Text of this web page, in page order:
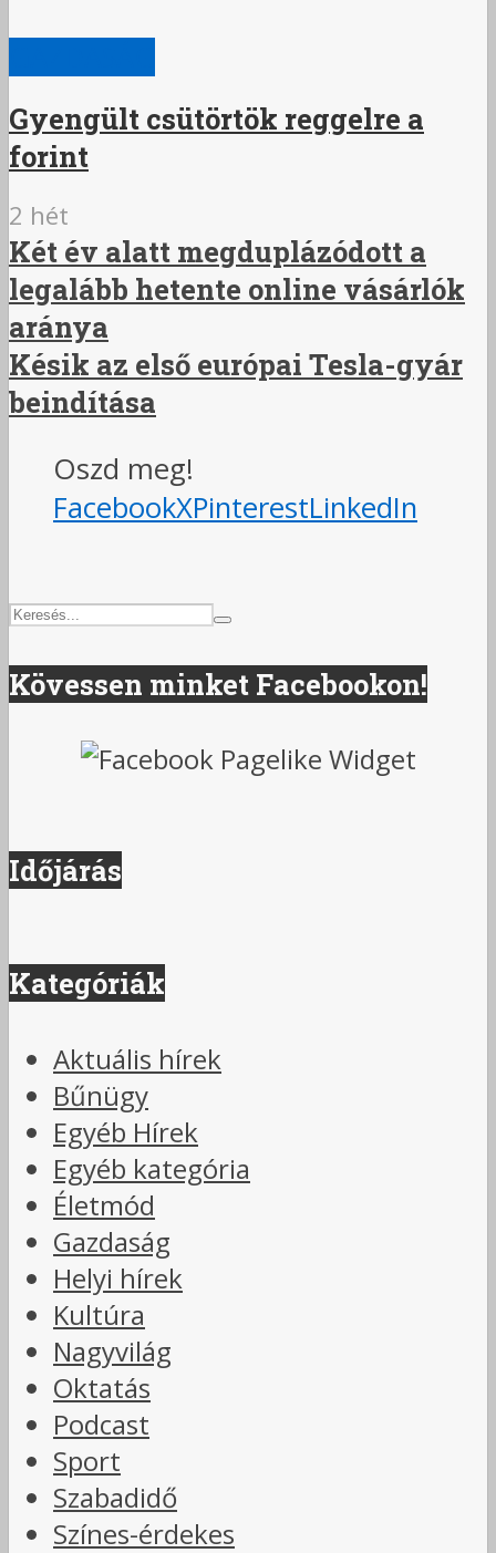
Gyengült csütörtök reggelre a
forint
2 hét
Két év alatt megduplázódott a
legalább hetente online vásárlók
aránya
Késik az első európai Tesla-gyár
beindítása
Oszd meg!
FacebookXPinterestLinkedIn
Kövessen minket Facebookon!
Időjárás
Kategóriák
Aktuális hírek
Bűnügy
Egyéb Hírek
Egyéb kategória
Életmód
Gazdaság
Helyi hírek
Kultúra
Nagyvilág
Oktatás
Podcast
Sport
Szabadidő
Színes-érdekes